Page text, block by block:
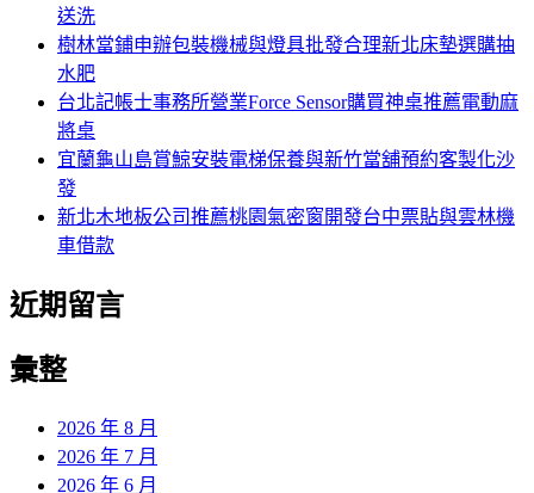
送洗
樹林當鋪申辦包裝機械與燈具批發合理新北床墊選購抽
水肥
台北記帳士事務所營業Force Sensor購買神桌推薦電動麻
將桌
宜蘭龜山島賞鯨安裝電梯保養與新竹當舖預約客製化沙
發
新北木地板公司推薦桃園氣密窗開發台中票貼與雲林機
車借款
近期留言
彙整
2026 年 8 月
2026 年 7 月
2026 年 6 月